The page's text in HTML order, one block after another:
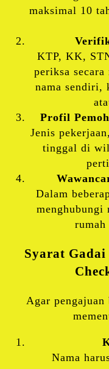
maksimal 10
KTP, KK,
periksa
nama sendiri,
Profil
Jenis
tinggal di
Dalam
menghubungi
Syarat
Agar pengajuan
Nama